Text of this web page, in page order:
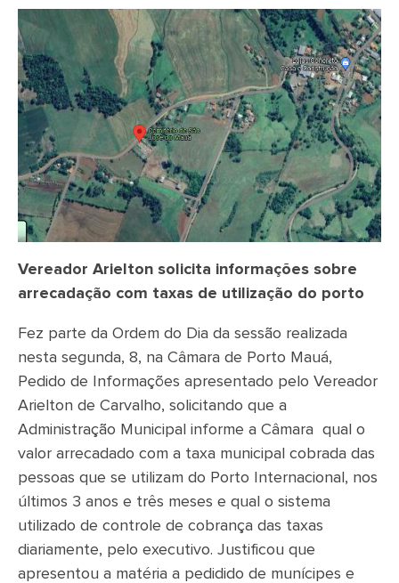
Vereador Arielton solicita informações sobre
arrecadação com taxas de utilização do porto
Fez parte da Ordem do Dia da sessão realizada
nesta segunda, 8, na Câmara de Porto Mauá,
Pedido de Informações apresentado pelo Vereador
Arielton de Carvalho, solicitando que a
Administração Municipal informe a Câmara qual o
valor arrecadado com a taxa municipal cobrada das
pessoas que se utilizam do Porto Internacional, nos
últimos 3 anos e três meses e qual o sistema
utilizado de controle de cobrança das taxas
diariamente, pelo executivo. Justificou que
apresentou a matéria a pedidido de munícipes e